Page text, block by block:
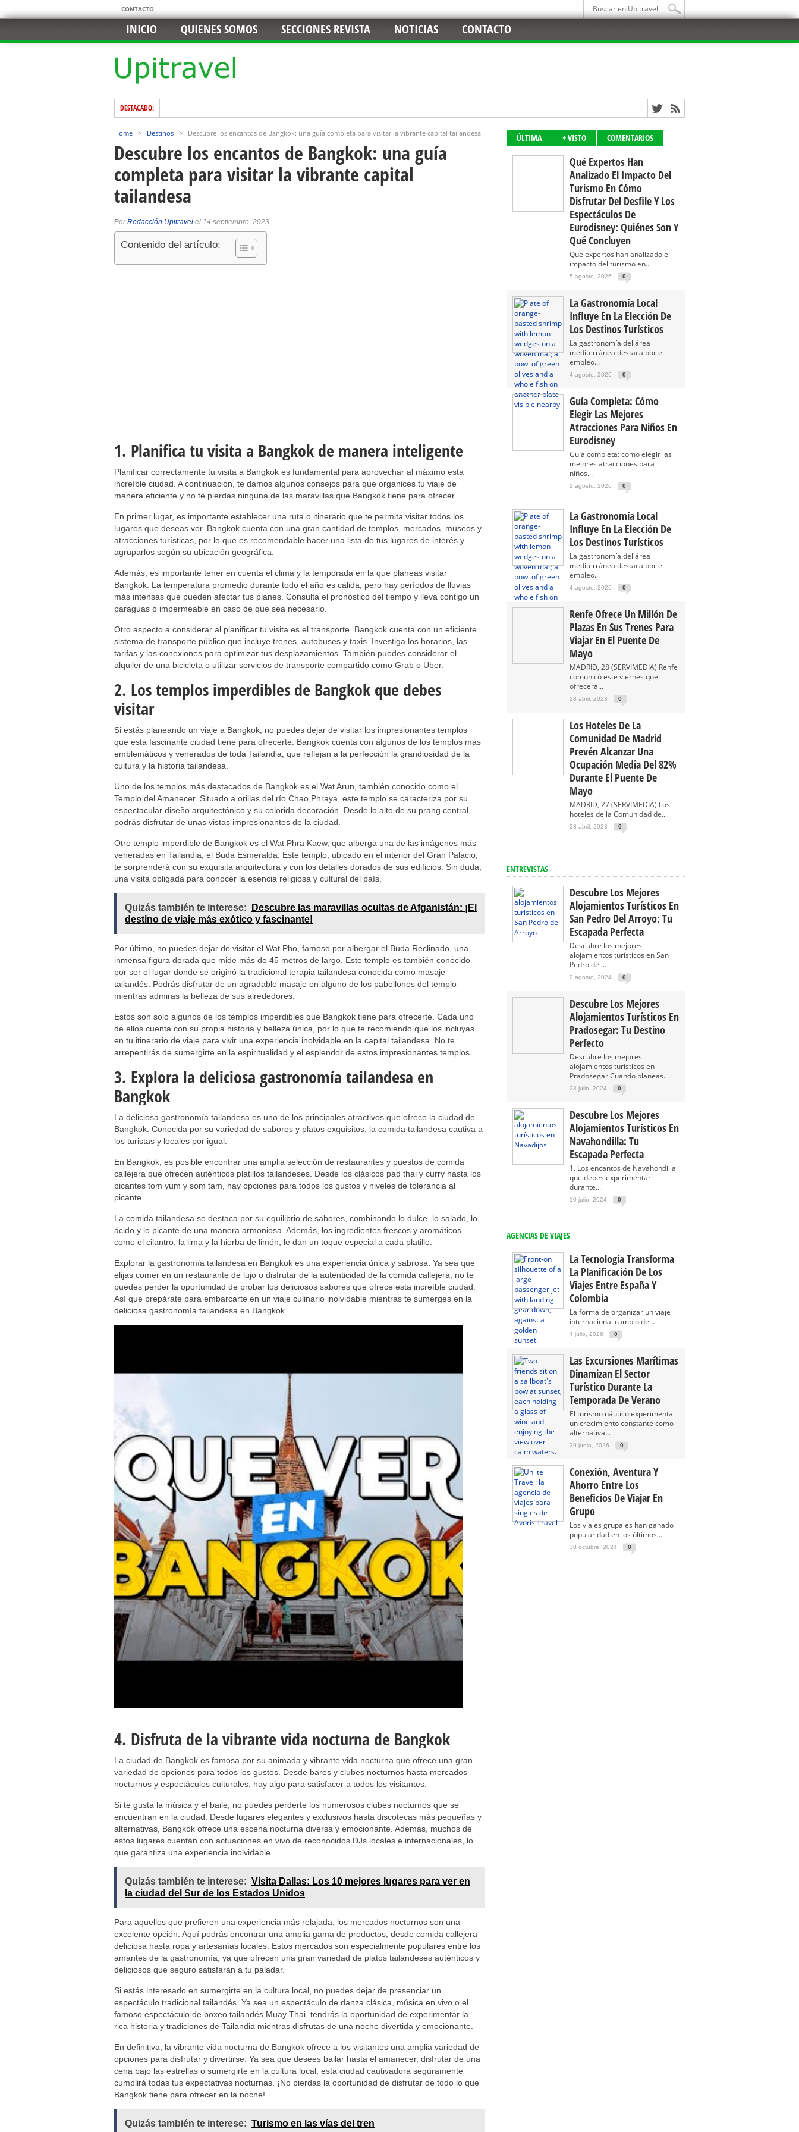
CONTACTO
INICIO QUIENES SOMOS SECCIONES REVISTA NOTICIAS CONTACTO
DESTACADO:
Home > Destinos > Descubre los encantos de Bangkok: una guía completa para visitar la vibrante capital tailandesa
Descubre los encantos de Bangkok: una guía
completa para visitar la vibrante capital
tailandesa
PorRedacción Upitravel el 14 septiembre, 2023
Contenido del artículo:
1. Planifica tu visita a Bangkok de manera inteligente
Planificar correctamente tu visita a Bangkok es fundamental para aprovechar al máximo esta
increíble ciudad. A continuación, te damos algunos consejos para que organices tu viaje de
manera eficiente y no te pierdas ninguna de las maravillas que Bangkok tiene para ofrecer.
En primer lugar, es importante establecer una ruta o itinerario que te permita visitar todos los
lugares que deseas ver. Bangkok cuenta con una gran cantidad de templos, mercados, museos y
atracciones turísticas, por lo que es recomendable hacer una lista de tus lugares de interés y
agruparlos según su ubicación geográfica.
Además, es importante tener en cuenta el clima y la temporada en la que planeas visitar
Bangkok. La temperatura promedio durante todo el año es cálida, pero hay períodos de lluvias
más intensas que pueden afectar tus planes. Consulta el pronóstico del tiempo y lleva contigo un
paraguas o impermeable en caso de que sea necesario.
Otro aspecto a considerar al planificar tu visita es el transporte. Bangkok cuenta con un eficiente
sistema de transporte público que incluye trenes, autobuses y taxis. Investiga los horarios, las
tarifas y las conexiones para optimizar tus desplazamientos. También puedes considerar el
alquiler de una bicicleta o utilizar servicios de transporte compartido como Grab o Uber.
2. Los templos imperdibles de Bangkok que debes
visitar
Si estás planeando un viaje a Bangkok, no puedes dejar de visitar los impresionantes templos
que esta fascinante ciudad tiene para ofrecerte. Bangkok cuenta con algunos de los templos más
emblemáticos y venerados de toda Tailandia, que reflejan a la perfección la grandiosidad de la
cultura y la historia tailandesa.
Uno de los templos más destacados de Bangkok es el Wat Arun, también conocido como el
Templo del Amanecer. Situado a orillas del río Chao Phraya, este templo se caracteriza por su
espectacular diseño arquitectónico y su colorida decoración. Desde lo alto de su prang central,
podrás disfrutar de unas vistas impresionantes de la ciudad.
Otro templo imperdible de Bangkok es el Wat Phra Kaew, que alberga una de las imágenes más
veneradas en Tailandia, el Buda Esmeralda. Este templo, ubicado en el interior del Gran Palacio,
te sorprenderá con su exquisita arquitectura y con los detalles dorados de sus edificios. Sin duda,
una visita obligada para conocer la esencia religiosa y cultural del país.
Quizás también te interese:
Descubre las maravillas ocultas de Afganistán: ¡El
destino de viaje más exótico y fascinante!
Por último, no puedes dejar de visitar el Wat Pho, famoso por albergar el Buda Reclinado, una
inmensa figura dorada que mide más de 45 metros de largo. Este templo es también conocido
por ser el lugar donde se originó la tradicional terapia tailandesa conocida como masaje
tailandés. Podrás disfrutar de un agradable masaje en alguno de los pabellones del templo
mientras admiras la belleza de sus alrededores.
Estos son solo algunos de los templos imperdibles que Bangkok tiene para ofrecerte. Cada uno
de ellos cuenta con su propia historia y belleza única, por lo que te recomiendo que los incluyas
en tu itinerario de viaje para vivir una experiencia inolvidable en la capital tailandesa. No te
arrepentirás de sumergirte en la espiritualidad y el esplendor de estos impresionantes templos.
3. Explora la deliciosa gastronomía tailandesa en
Bangkok
La deliciosa gastronomía tailandesa es uno de los principales atractivos que ofrece la ciudad de
Bangkok. Conocida por su variedad de sabores y platos exquisitos, la comida tailandesa cautiva a
los turistas y locales por igual.
En Bangkok, es posible encontrar una amplia selección de restaurantes y puestos de comida
callejera que ofrecen auténticos platillos tailandeses. Desde los clásicos pad thai y curry hasta los
picantes tom yum y som tam, hay opciones para todos los gustos y niveles de tolerancia al
picante.
La comida tailandesa se destaca por su equilibrio de sabores, combinando lo dulce, lo salado, lo
ácido y lo picante de una manera armoniosa. Además, los ingredientes frescos y aromáticos
como el cilantro, la lima y la hierba de limón, le dan un toque especial a cada platillo.
Explorar la gastronomía tailandesa en Bangkok es una experiencia única y sabrosa. Ya sea que
elijas comer en un restaurante de lujo o disfrutar de la autenticidad de la comida callejera, no te
puedes perder la oportunidad de probar los deliciosos sabores que ofrece esta increíble ciudad.
Así que prepárate para embarcarte en un viaje culinario inolvidable mientras te sumerges en la
deliciosa gastronomía tailandesa en Bangkok.
4. Disfruta de la vibrante vida nocturna de Bangkok
La ciudad de Bangkok es famosa por su animada y vibrante vida nocturna que ofrece una gran
variedad de opciones para todos los gustos. Desde bares y clubes nocturnos hasta mercados
nocturnos y espectáculos culturales, hay algo para satisfacer a todos los visitantes.
Si te gusta la música y el baile, no puedes perderte los numerosos clubes nocturnos que se
encuentran en la ciudad. Desde lugares elegantes y exclusivos hasta discotecas más pequeñas y
alternativas, Bangkok ofrece una escena nocturna diversa y emocionante. Además, muchos de
estos lugares cuentan con actuaciones en vivo de reconocidos DJs locales e internacionales, lo
que garantiza una experiencia inolvidable.
Quizás también te interese: Visita Dallas: Los 10 mejores lugares para ver en
la ciudad del Sur de los Estados Unidos
Para aquellos que prefieren una experiencia más relajada, los mercados nocturnos son una
excelente opción. Aquí podrás encontrar una amplia gama de productos, desde comida callejera
deliciosa hasta ropa y artesanías locales. Estos mercados son especialmente populares entre los
amantes de la gastronomía, ya que ofrecen una gran variedad de platos tailandeses auténticos y
deliciosos que seguro satisfarán a tu paladar.
Si estás interesado en sumergirte en la cultura local, no puedes dejar de presenciar un
espectáculo tradicional tailandés. Ya sea un espectáculo de danza clásica, música en vivo o el
famoso espectáculo de boxeo tailandés Muay Thai, tendrás la oportunidad de experimentar la
rica historia y tradiciones de Tailandia mientras disfrutas de una noche divertida y emocionante.
En definitiva, la vibrante vida nocturna de Bangkok ofrece a los visitantes una amplia variedad de
opciones para disfrutar y divertirse. Ya sea que desees bailar hasta el amanecer, disfrutar de una
cena bajo las estrellas o sumergirte en la cultura local, esta ciudad cautivadora seguramente
cumplirá todas tus expectativas nocturnas. ¡No pierdas la oportunidad de disfrutar de todo lo que
Bangkok tiene para ofrecer en la noche!
Quizás también te interese: Turismo en las vías del tren
ÚLTIMA + VISTO COMENTARIOS
Qué Expertos Han
Analizado El Impacto Del
Turismo En Cómo
Disfrutar Del Desfile Y Los
Espectáculos De
Eurodisney: Quiénes Son Y
Qué Concluyen
Qué expertos han analizado el
impacto del turismo en...
5 agosto, 2026 0
La Gastronomía Local
Influye En La Elección De
Los Destinos Turísticos
La gastronomía del área
mediterránea destaca por el
empleo...
4 agosto, 2026 0
Guía Completa: Cómo
Elegir Las Mejores
Atracciones Para Niños En
Eurodisney
Guía completa: cómo elegir las
mejores atracciones para
niños...
2 agosto, 2026 0
La Gastronomía Local
Influye En La Elección De
Los Destinos Turísticos
La gastronomía del área
mediterránea destaca por el
empleo...
4 agosto, 2026 0
Renfe Ofrece Un Millón De
Plazas En Sus Trenes Para
Viajar En El Puente De
Mayo
MADRID, 28 (SERVIMEDIA) Renfe
comunicó este viernes que
ofrecerá...
28 abril, 2023 0
Los Hoteles De La
Comunidad De Madrid
Prevén Alcanzar Una
Ocupación Media Del 82%
Durante El Puente De
Mayo
MADRID, 27 (SERVIMEDIA) Los
hoteles de la Comunidad de...
28 abril, 2023 0
ENTREVISTAS
Descubre Los Mejores
Alojamientos Turísticos En
San Pedro Del Arroyo: Tu
Escapada Perfecta
Descubre los mejores
alojamientos turísticos en San
Pedro del...
2 agosto, 2024 0
Descubre Los Mejores
Alojamientos Turísticos En
Pradosegar: Tu Destino
Perfecto
Descubre los mejores
alojamientos turísticos en
Pradosegar Cuando planeas...
23 julio, 2024 0
Descubre Los Mejores
Alojamientos Turísticos En
Navahondilla: Tu
Escapada Perfecta
1. Los encantos de Navahondilla
que debes experimentar
durante...
10 julio, 2024 0
AGENCIAS DE VIAJES
La Tecnología Transforma
La Planificación De Los
Viajes Entre España Y
Colombia
La forma de organizar un viaje
internacional cambió de...
4 julio, 2026 0
Las Excursiones Marítimas
Dinamizan El Sector
Turístico Durante La
Temporada De Verano
El turismo náutico experimenta
un crecimiento constante como
alternativa...
29 junio, 2026 0
Conexión, Aventura Y
Ahorro Entre Los
Beneficios De Viajar En
Grupo
Los viajes grupales han ganado
popularidad en los últimos...
30 octubre, 2024 0